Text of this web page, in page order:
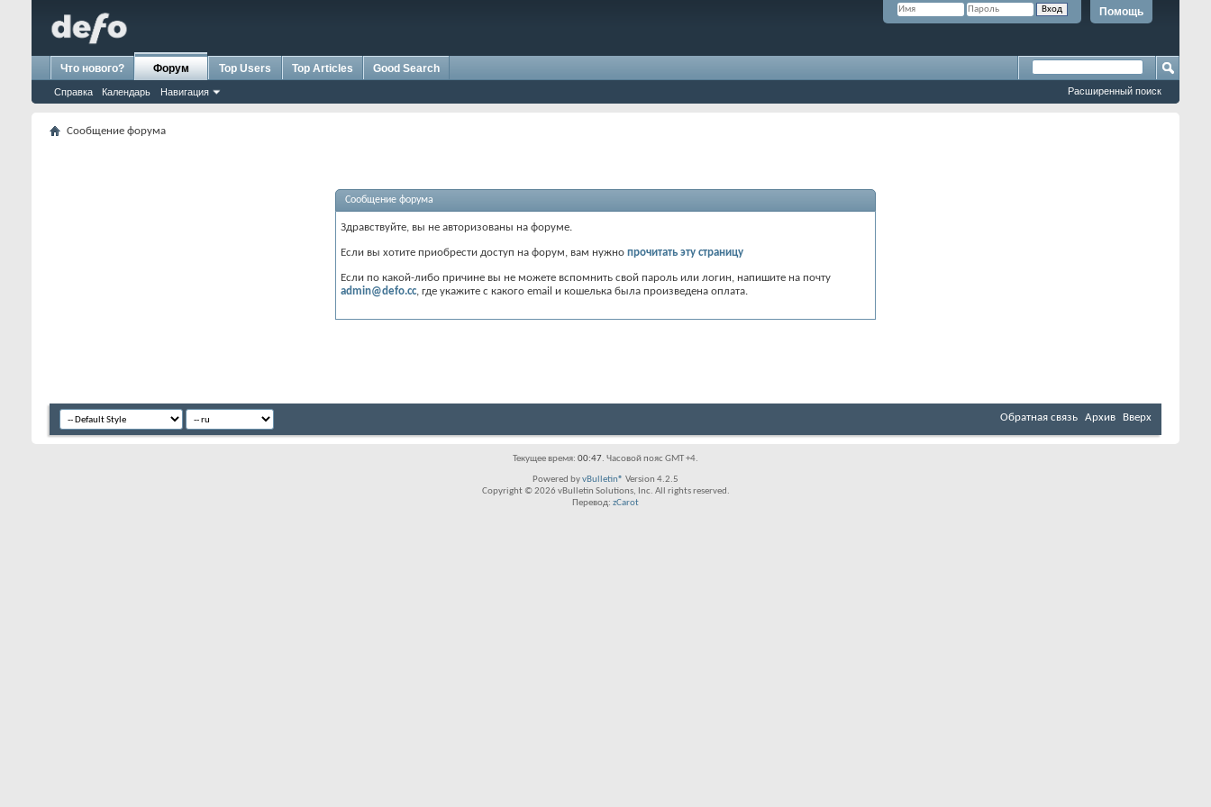
Помощь
Что нового? Форум
Справка Календарь Навигация
Top Users Top Articles Good Search
Расширенный поиск
Сообщение форума
Сообщение форума
Здравствуйте, вы не авторизованы на форуме.
Если вы хотите приобрести доступ на форум, вам нужно прочитать эту страницу
Если по какой-либо причине вы не можете вспомнить свой пароль или логин, напишите на почту
admin@defo.cc, где укажите с какого email и кошелька была произведена оплата.
Обратная связь Архив Вверх
Текущее время: 00:47. Часовой пояс GMT +4.
Powered byvBulletin® Version 4.2.5
Copyright © 2026 vBulletin Solutions, Inc. All rights reserved.
Перевод: zCarot